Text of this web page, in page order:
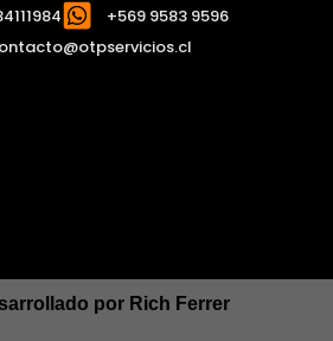
+569 9583 9596
por Rich Ferrer